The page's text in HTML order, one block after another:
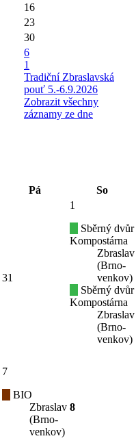
16
23
30
6
1
Tradiční Zbraslavská
pouť 5.-6.9.2026
Zobrazit všechny
záznamy ze dne
Pá So
31
1
Sběrný dvůr
Kompostárna
Zbraslav
(Brno-
venkov)
Sběrný dvůr
Kompostárna
Zbraslav
(Brno-
venkov)
7
BIO
Zbraslav
(Brno-
venkov)
8